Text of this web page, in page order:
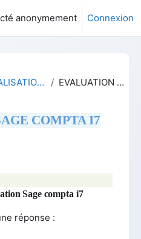
anonymement Connexion
VISUALISATION TESTS EN LIGNE EVALUATION SAGE COMPTA I7
COMPTA I7
Sage compta i7
réponse :